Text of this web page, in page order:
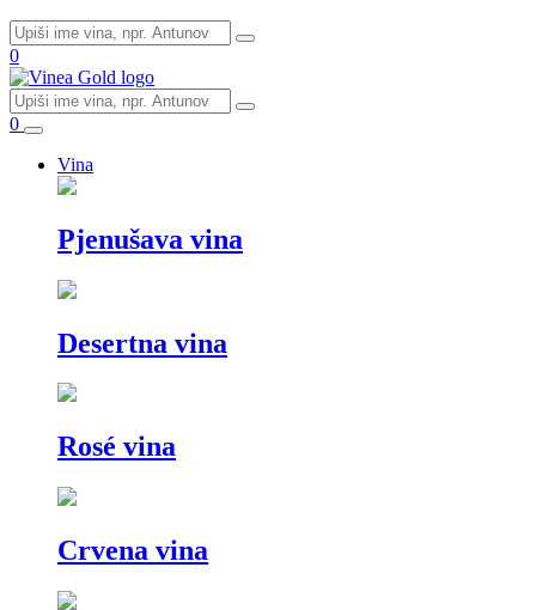
0
0
Vina
Pjenušava vina
Desertna vina
Rosé vina
Crvena vina